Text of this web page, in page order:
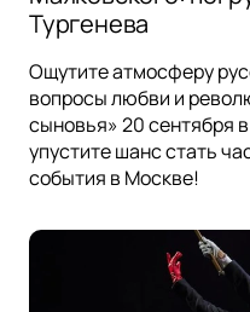
Тургенева
Ощутите атмосферу
вопросы любви и
сыновья» 20 сентября
упустите шанс стать
события в Москве!